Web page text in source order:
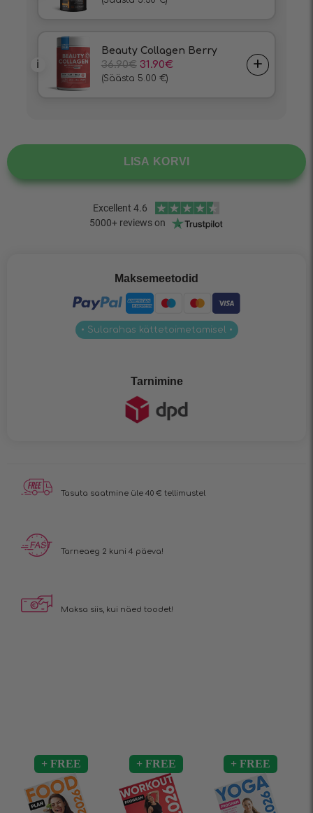
LISA KORVI
Maksemeetodid
• Sularahas kättetoimetamisel •
Tarnimine
Tasuta saatmine üle 40 € tellimustel
Tarneaeg 2 kuni 4 päeva!
Maksa siis, kui näed toodet!